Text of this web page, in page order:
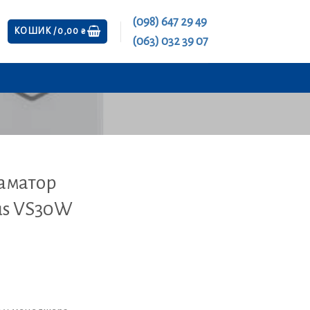
КОШИК /0,00 ₴
(098) 647 29 49
(063) 032 39 07
VS30W